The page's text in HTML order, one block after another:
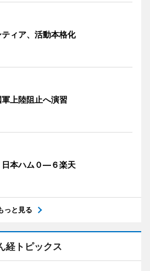
ィア、活動本格化
上陸阻止へ演習
日本ハム０―６楽天
っと見る
経トピックス